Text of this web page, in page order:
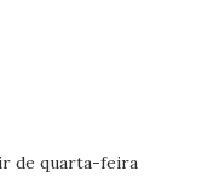
de quarta-feira